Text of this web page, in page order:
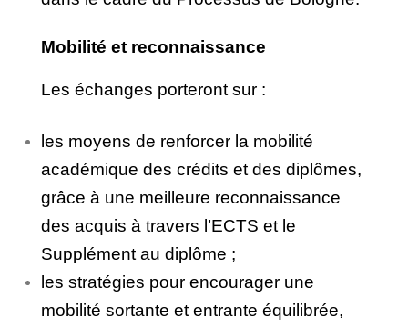
Mobilité et reconnaissance
Les échanges porteront sur :
les moyens de renforcer la mobilité
académique des crédits et des diplômes,
grâce à une meilleure reconnaissance
des acquis à travers l’ECTS et le
Supplément au diplôme ;
les stratégies pour encourager une
mobilité sortante et entrante équilibrée,